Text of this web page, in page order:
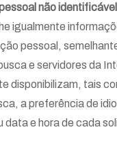
não identificável
igualmente
pessoal,
e servidores da
disponibilizam, tais
a preferência de
data e hora de cada